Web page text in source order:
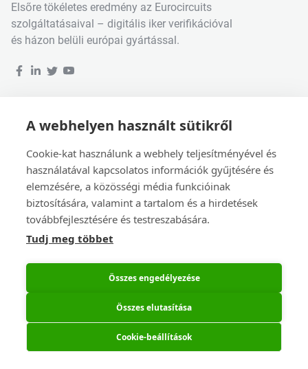
Elsőre tökéletes eredmény az Eurocircuits
szolgáltatásaival – digitális iker verifikációval
és házon belüli európai gyártással.
Szolgáltatások
PCB beültetés
Diákoknak és tanároknak
Jogi információk
Impresszum
Szerződési feltételek
Titoktartási megállapodás (NDA)
Adatvédelmi szabályzat
Jognyilatkozat
Get connected!
Join the Eurocircuits Community,
keep up to date with News &
No thanks, not interested.
A webhelyen használt sütikről
Cookie-kat használunk a webhely teljesítményével és
használatával kapcsolatos információk gyűjtésére és
elemzésére, a közösségi média funkcióinak
biztosítására, valamint a tartalom és a hirdetések
továbbfejlesztésére és testreszabására.
Tudj meg többet
Összes engedélyezése
Összes elutasítása
Cookie-beállítások